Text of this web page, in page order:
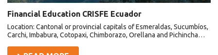
Financial Education CRISFE Ecuador
Location: Cantonal or provincial capitals of Esmeraldas, Sucumbíos,
Carchi, Imbabura, Cotopaxi, Chimborazo, Orellana and Pichincha…